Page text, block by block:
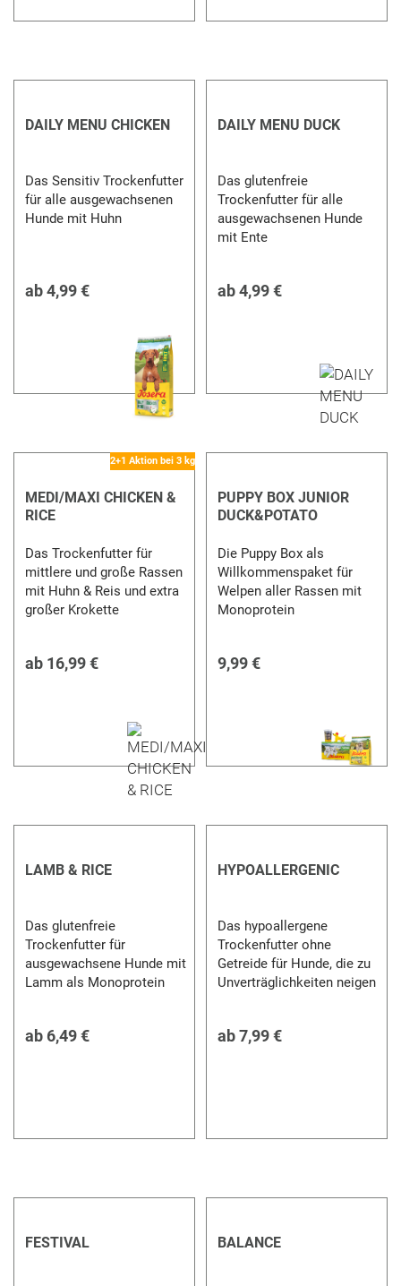
DAILY MENU CHICKEN
Das Sensitiv Trockenfutter
für alle ausgewachsenen
Hunde mit Huhn
ab4,99 €
DAILY MENU DUCK
Das glutenfreie
Trockenfutter für alle
ausgewachsenen Hunde
mit Ente
ab4,99 €
2+1 Aktion bei 3 kg
MEDI/MAXI CHICKEN &
RICE
Das Trockenfutter für
mittlere und große Rassen
mit Huhn & Reis und extra
großer Krokette
ab 16,99 €
PUPPY BOX JUNIOR
DUCK&POTATO
Die Puppy Box als
Willkommenspaket für
Welpen aller Rassen mit
Monoprotein
9,99 €
LAMB & RICE
Das glutenfreie
Trockenfutter für
ausgewachsene Hunde mit
Lamm als Monoprotein
ab 6,49 €
HYPOALLERGENIC
Das hypoallergene
Trockenfutter ohne
Getreide für Hunde, die zu
Unverträglichkeiten neigen
ab7,99 €
FESTIVAL BALANCE